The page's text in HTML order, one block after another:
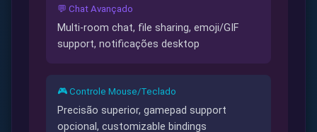
💬 Chat Avançado
Multi-room chat, file sharing, emoji/GIF
support, notificações desktop
🎮 Controle Mouse/Teclado
Precisão superior, gamepad support
opcional, customizable bindings